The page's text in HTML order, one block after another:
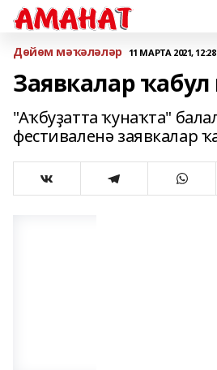
Дөйөм мәҡәләләр 11 МАРТА 2021, 12:28
Заявкалар ҡабул
"Аҡбуҙатта ҡунаҡта"
фестиваленә заявкалар